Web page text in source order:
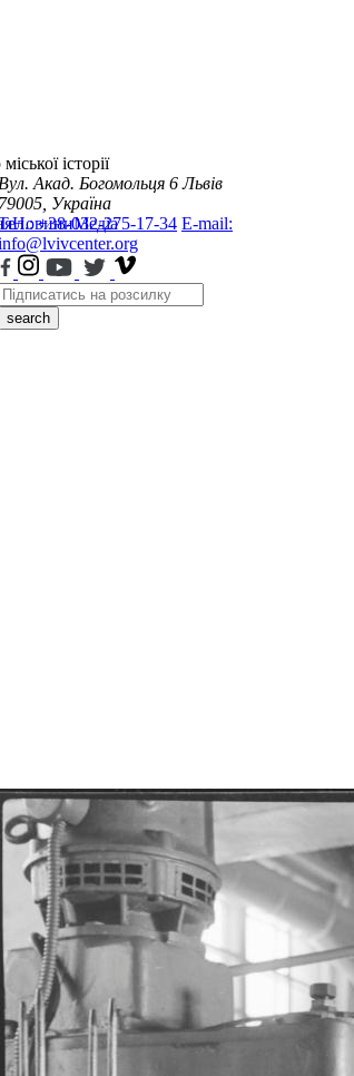
НовиниМедіа
історії
Вул. Акад. Богомольця 6 Львів
79005, Україна
+38-032-275-17-34 E-mail:
search